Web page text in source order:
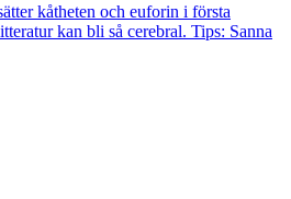
kåtheten och euforin i första
kan bli så cerebral. Tips: Sanna